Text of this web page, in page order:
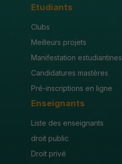
Etudiants
Clubs
Meilleurs projets
Manifestation estudiantines
Candidatures mastères
Pré-inscriptions en ligne
Enseignants
Liste des enseignants
droit public
Droit privé